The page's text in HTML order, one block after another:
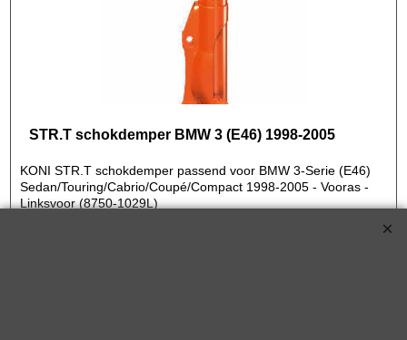
STR.T schokdemper BMW 3 (E46) 1998-2005
KONI STR.T schokdemper passend voor BMW 3-Serie (E46)
Sedan/Touring/Cabrio/Coupé/Compact 1998-2005 - Vooras -
Linksvoor (8750-1029L)